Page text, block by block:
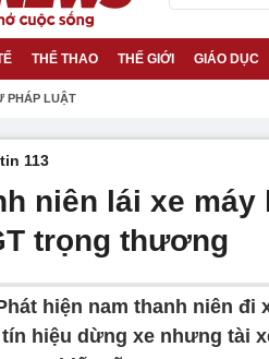
THỂ THAO THẾ GIỚI GIÁO DỤC
PHÁP LUẬT
113
niên lái xe
trọng thương
hiện nam thanh niên đi
hiệu dừng xe nhưng tài